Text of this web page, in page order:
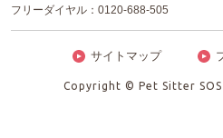
フリーダイヤル： 0120-688-505
サイトマップ
Copyright © Pet Sitter